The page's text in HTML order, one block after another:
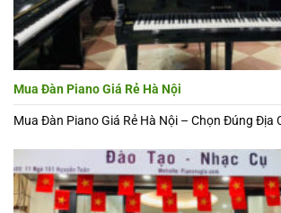
Mua Đàn Piano Giá Rẻ Hà Nội
Mua Đàn Piano Giá Rẻ Hà Nội – Chọn Đúng Địa